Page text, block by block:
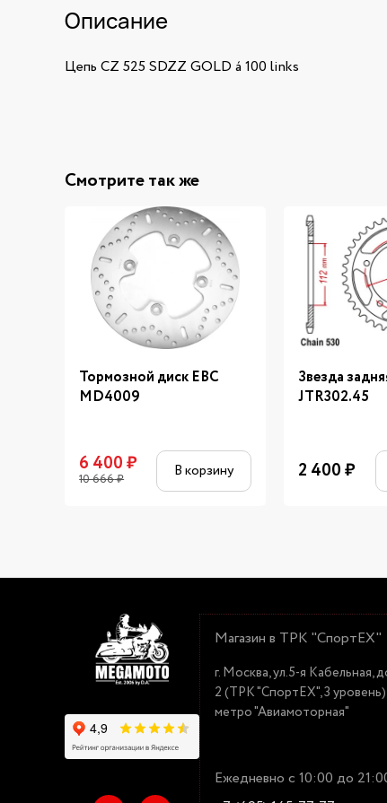
Описание
Цепь CZ 525 SDZZ GOLD á 100 links
Смотрите так же
Тормозной диск EBC
MD4009
6 400₽
10 666₽ В корзину
Звезда
JTR302.45
2 400₽
Магазин в ТРК "СпортЕХ"
г. Москва, ул.5-я Кабельная,
2 (ТРК "СпортЕХ", 3 уровень),
метро "Авиамоторная"
Ежедневно с 10:00 до